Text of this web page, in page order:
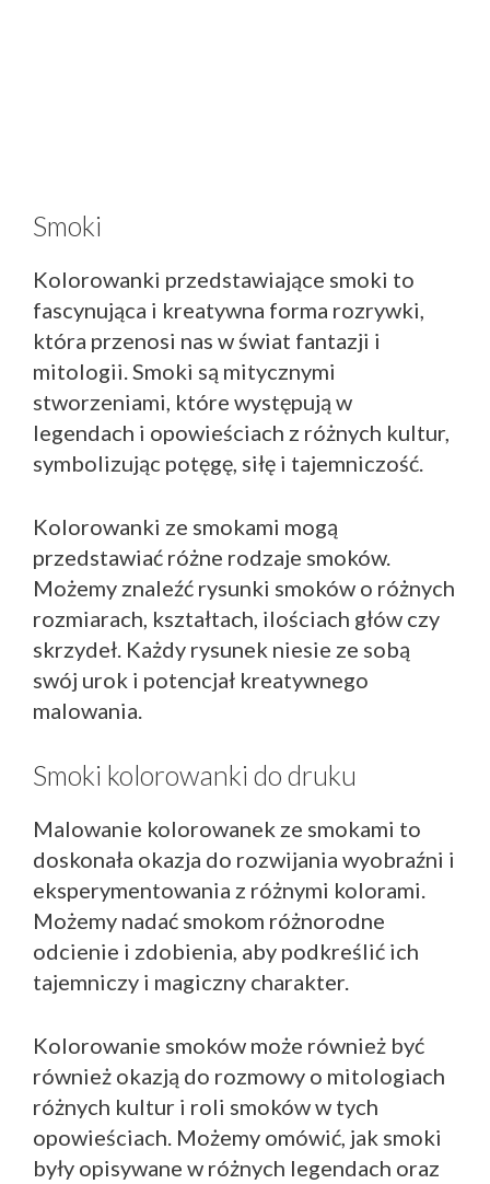
Smoki
Kolorowanki przedstawiające smoki to
fascynująca i kreatywna forma rozrywki,
która przenosi nas w świat fantazji i
mitologii. Smoki są mitycznymi
stworzeniami, które występują w
legendach i opowieściach z różnych kultur,
symbolizując potęgę, siłę i tajemniczość.
Kolorowanki ze smokami mogą
przedstawiać różne rodzaje smoków.
Możemy znaleźć rysunki smoków o różnych
rozmiarach, kształtach, ilościach głów czy
skrzydeł. Każdy rysunek niesie ze sobą
swój urok i potencjał kreatywnego
malowania.
Smoki kolorowanki do druku
Malowanie kolorowanek ze smokami to
doskonała okazja do rozwijania wyobraźni i
eksperymentowania z różnymi kolorami.
Możemy nadać smokom różnorodne
odcienie i zdobienia, aby podkreślić ich
tajemniczy i magiczny charakter.
Kolorowanie smoków może również być
również okazją do rozmowy o mitologiach
różnych kultur i roli smoków w tych
opowieściach. Możemy omówić, jak smoki
były opisywane w różnych legendach oraz